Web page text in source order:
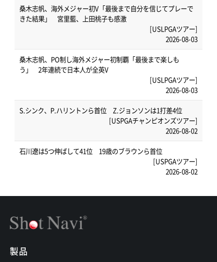
桑木志帆、海外メジャー初V「最後まで自分を信じてプレーで
きた結果」 宮里藍、上田桃子も感激
[USLPGAツアー]
2026-08-03
桑木志帆、PO制し海外メジャー初制覇「最後まで楽しも
う」 2年連続で日本人が全英V
[USLPGAツアー]
2026-08-03
S.シンク、P.ハリントンら首位 Z.ジョンソンは1打差4位
[USPGAチャンピオンズツアー]
2026-08-02
石川遼は5つ伸ばして41位 19歳のブラウンら首位
[USPGAツアー]
2026-08-02
製品